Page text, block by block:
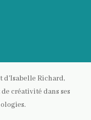
d'Isabelle Richard,
créativité dans ses